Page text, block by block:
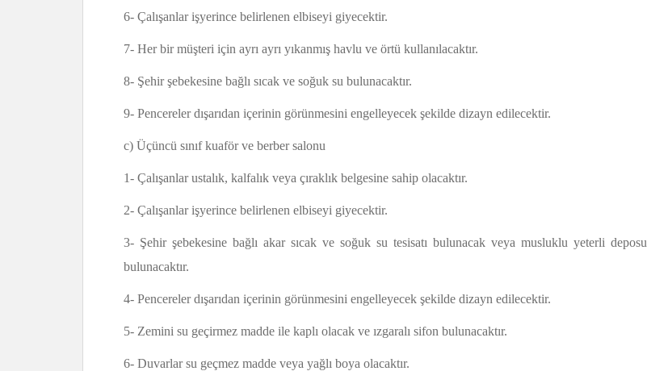
6- Çalışanlar işyerince belirlenen elbiseyi giyecektir.
7- Her bir müşteri için ayrı ayrı yıkanmış havlu ve örtü kullanılacaktır.
8- Şehir şebekesine bağlı sıcak ve soğuk su bulunacaktır.
9- Pencereler dışarıdan içerinin görünmesini engelleyecek şekilde dizayn edilecektir.
c) Üçüncü sınıf kuaför ve berber salonu
1- Çalışanlar ustalık, kalfalık veya çıraklık belgesine sahip olacaktır.
2- Çalışanlar işyerince belirlenen elbiseyi giyecektir.
3- Şehir şebekesine bağlı akar sıcak ve soğuk su tesisatı bulunacak veya musluklu yeterli deposu
bulunacaktır.
4- Pencereler dışarıdan içerinin görünmesini engelleyecek şekilde dizayn edilecektir.
5- Zemini su geçirmez madde ile kaplı olacak ve ızgaralı sifon bulunacaktır.
6- Duvarlar su geçmez madde veya yağlı boya olacaktır.